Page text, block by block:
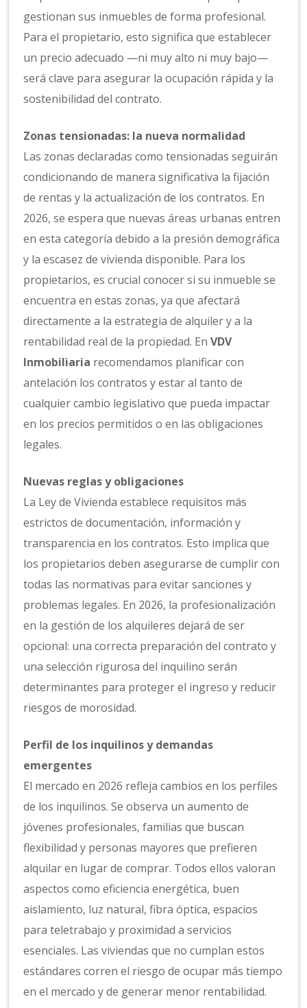
gestionan sus inmuebles de forma profesional.
Para el propietario, esto significa que establecer
un precio adecuado —ni muy alto ni muy bajo—
será clave para asegurar la ocupación rápida y la
sostenibilidad del contrato.
Zonas tensionadas: la nueva normalidad
Las zonas declaradas como tensionadas seguirán
condicionando de manera significativa la fijación
de rentas y la actualización de los contratos. En
2026, se espera que nuevas áreas urbanas entren
en esta categoría debido a la presión demográfica
y la escasez de vivienda disponible. Para los
propietarios, es crucial conocer si su inmueble se
encuentra en estas zonas, ya que afectará
directamente a la estrategia de alquiler y a la
rentabilidad real de la propiedad. EnVDV
Inmobiliaria recomendamos planificar con
antelación los contratos y estar al tanto de
cualquier cambio legislativo que pueda impactar
en los precios permitidos o en las obligaciones
legales.
Nuevas reglas y obligaciones
La Ley de Vivienda establece requisitos más
estrictos de documentación, información y
transparencia en los contratos. Esto implica que
los propietarios deben asegurarse de cumplir con
todas las normativas para evitar sanciones y
problemas legales. En 2026, la profesionalización
en la gestión de los alquileres dejará de ser
opcional: una correcta preparación del contrato y
una selección rigurosa del inquilino serán
determinantes para proteger el ingreso y reducir
riesgos de morosidad.
Perfil de los inquilinos y demandas
emergentes
El mercado en 2026 refleja cambios en los perfiles
de los inquilinos. Se observa un aumento de
jóvenes profesionales, familias que buscan
flexibilidad y personas mayores que prefieren
alquilar en lugar de comprar. Todos ellos valoran
aspectos como eficiencia energética, buen
aislamiento, luz natural, fibra óptica, espacios
para teletrabajo y proximidad a servicios
esenciales. Las viviendas que no cumplan estos
estándares corren el riesgo de ocupar más tiempo
en el mercado y de generar menor rentabilidad.